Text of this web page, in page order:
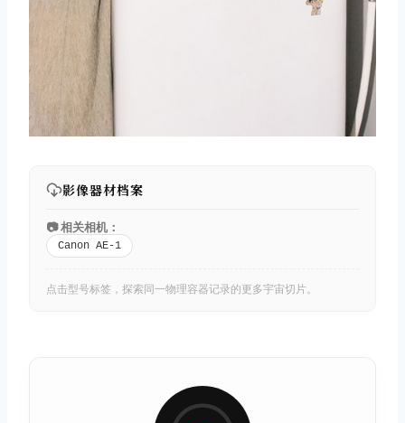
影像器材档案
📷 相关相机：
Canon AE-1
点击型号标签，探索同一物理容器记录的更多宇宙切片。